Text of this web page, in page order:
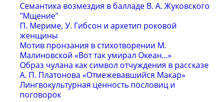
Семантика возмездия в балладе В. А. Жуковского
"Мщение"
П. Мериме, У. Гибсон и архетип роковой
женщины
Мотив пронзания в стихотворении М.
Малиновской «Вот так умирал Океан...»
Образ чулана как символ отчуждения в рассказе
А. П. Платонова «Отмежевавшийся Макар»
Лингвокультурная ценность пословиц и
поговорок